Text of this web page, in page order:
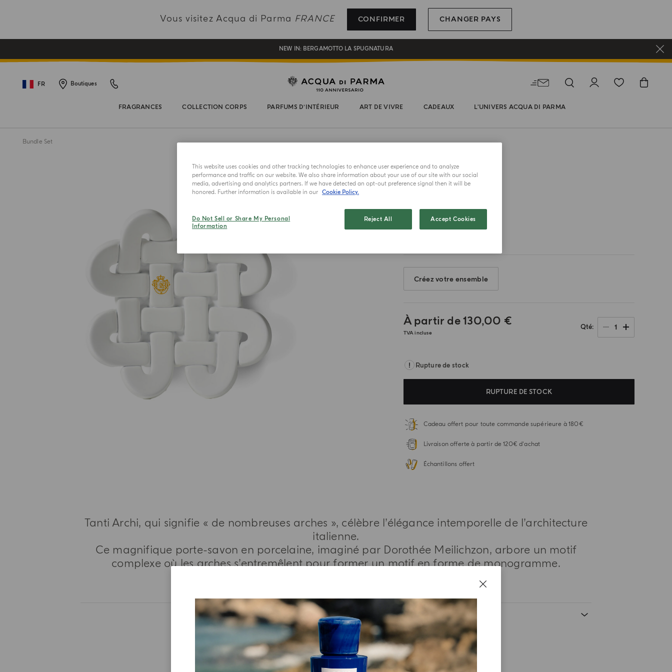
Vous visitez Acqua di Parma FRANCE CONFIRMER CHANGER PAYS
INSCRIVEZ-VOUS ET PROFITEZ DE NOS AVANTAGES
CADEAU OFFERT POUR TOUTE COMMANDE SUPÉRIEURE À 180€
NEW IN: BERGAMOTTO LA SPUGNATURA
FR Boutiques
FRAGRANCES COLLECTION CORPS PARFUMS D’INTÉRIEUR ART DE VIVRE CADEAUX L'UNIVERS ACQUA DI PARMA
Bundle Set
TANTI ARCHI
Porte-Savon
Créez votre ensemble
À partir de130,00 €
TVA incluse
Qté 1
Rupture de stock
RUPTURE DE STOCK
Cadeau offert pour toute commande supérieure à 180€
Livraison offerte à partir de 120€ d'achat
Échantillons offert
Tanti Archi, qui signifie « de nombreuses arches », célèbre l’élégance intemporelle de l’architecture
italienne.
Ce magnifique porte-savon en porcelaine, imaginé par Dorothée Meilichzon, arbore un motif
complexe où les arches s’entremêlent pour former un motif en forme de monogramme.
DÉCOUVRIR
This website uses cookies and other tracking technologies to enhance user experience and to analyze
performance and traffic on our website. We also share information about your use of our site with our social
media, advertising and analytics partners. If we have detected an opt-out preference signal then it will be
honored. Further information is available in our Cookie Policy.
Do Not Sell or Share My Personal
Information
Reject All Accept Cookies